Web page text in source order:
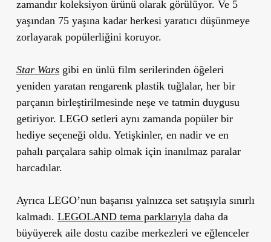
zamandır koleksiyon ürünü olarak görülüyor. Ve 5
yaşından 75 yaşına kadar herkesi yaratıcı düşünmeye
zorlayarak popülerliğini koruyor.
Star Warsgibi en ünlü film serilerinden öğeleri
yeniden yaratan rengarenk plastik tuğlalar, her bir
parçanın birleştirilmesinde neşe ve tatmin duygusu
getiriyor. LEGO setleri aynı zamanda popüler bir
hediye seçeneği oldu. Yetişkinler, en nadir ve en
pahalı parçalara sahip olmak için inanılmaz paralar
harcadılar.
Ayrıca LEGO’nun başarısı yalnızca set satışıyla sınırlı
kalmadı. LEGOLAND tema parklarıyla daha da
büyüyerek aile dostu cazibe merkezleri ve eğlenceler